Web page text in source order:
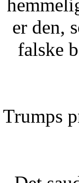
er den,
falske
Trumps